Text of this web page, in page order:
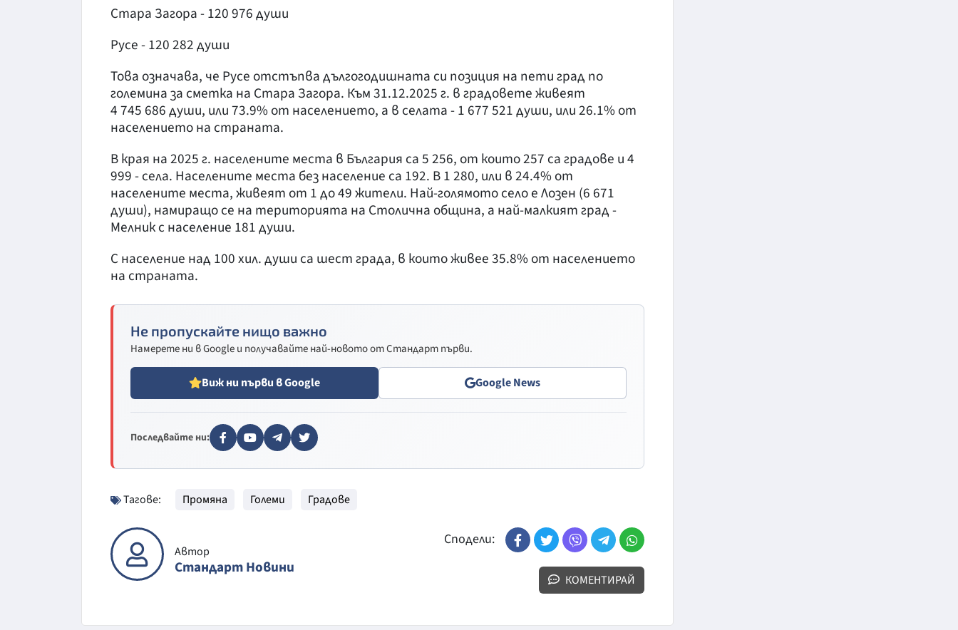
Стара Загора - 120 976 души
Русе - 120 282 души
Това означава, че Русе отстъпва дългогодишната си позиция на пети град по
големина за сметка на Стара Загора. Към 31.12.2025 г. в градовете живеят
4 745 686 души, или 73.9% от населението, а в селата - 1 677 521 души, или 26.1% от
населението на страната.
В края на 2025 г. населените места в България са 5 256, от които 257 са градове и 4
999 - села. Населените места без население са 192. В 1 280, или в 24.4% от
населените места, живеят от 1 до 49 жители. Най-голямото село е Лозен (6 671
души), намиращо се на територията на Столична община, а най-малкият град -
Мелник с население 181 души.
С население над 100 хил. души са шест града, в които живее 35.8% от населението
на страната.
Не пропускайте нищо важно
Намерете ни в Google и получавайте най-новото от Стандарт първи.
Виж ни първи в Google Google News
Последвайте ни:
Тагове: Промяна Големи Градове
Автор
Стандарт Новини
Сподели:
КОМЕНТИРАЙ